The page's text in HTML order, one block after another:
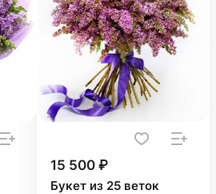
15 500 ₽
Букет из 25 веток